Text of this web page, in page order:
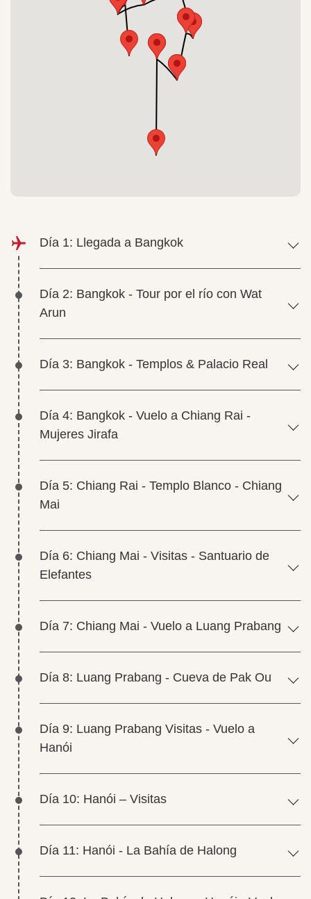
Día 1: Llegada a Bangkok
Día 2: Bangkok - Tour por el río con Wat
Arun
Día 3: Bangkok - Templos & Palacio Real
Día 4: Bangkok - Vuelo a Chiang Rai -
Mujeres Jirafa
Día 5: Chiang Rai - Templo Blanco - Chiang
Mai
Día 6: Chiang Mai - Visitas - Santuario de
Elefantes
Día 7: Chiang Mai - Vuelo a Luang Prabang
Día 8: Luang Prabang - Cueva de Pak Ou
Día 9: Luang Prabang Visitas - Vuelo a
Hanói
Día 10: Hanói – Visitas
Día 11: Hanói - La Bahía de Halong